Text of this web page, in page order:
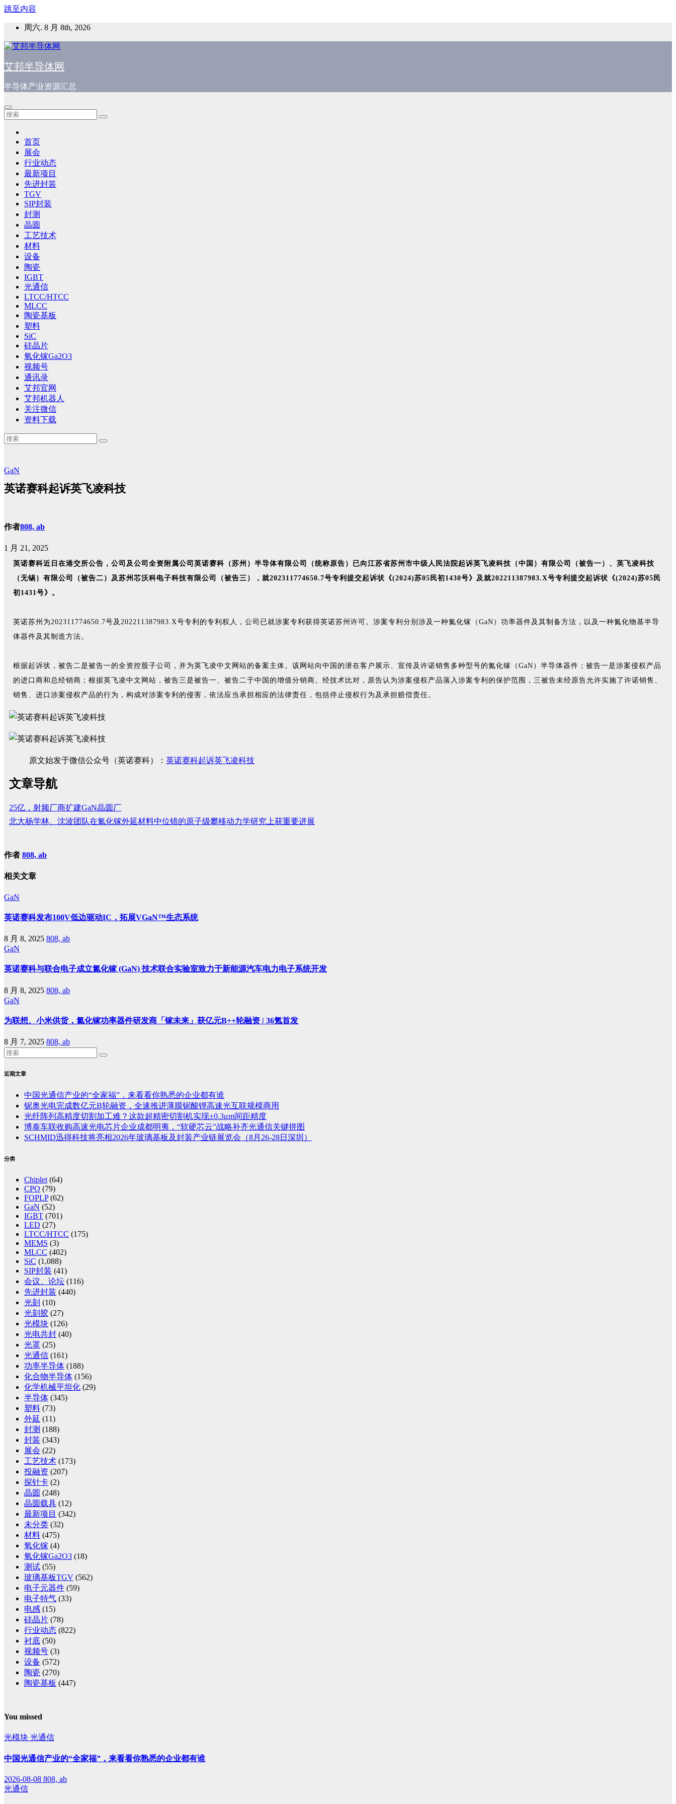
跳至内容
周六. 8 月 8th, 2026
艾邦半导体网
半导体产业资源汇总
首页
展会
行业动态
最新项目
先进封装
TGV
SIP封装
封测
晶圆
工艺技术
材料
设备
陶瓷
IGBT
光通信
LTCC/HTCC
MLCC
陶瓷基板
塑料
SiC
硅晶片
氧化镓Ga2O3
视频号
通讯录
艾邦官网
艾邦机器人
关注微信
资料下载
GaN
英诺赛科起诉英飞凌科技
作者808, ab
1 月 21, 2025
英诺赛科近日在港交所公告，公司及公司全资附属公司英诺赛科（苏州）半导体有限公司（统称原告）已向江苏省苏州市中级人民法院起诉英飞凌科技（中国）有限公司（被告一）、英飞凌科技
（无锡）有限公司（被告二）及苏州芯沃科电子科技有限公司（被告三），就202311774650.7号专利提交起诉状《(2024)苏05民初1430号》及就202211387983.X号专利提交起诉状《(2024)苏05民
初1431号》。
英诺苏州为202311774650.7号及202211387983.X号专利的专利权人，公司已就涉案专利获得英诺苏州许可。涉案专利分别涉及一种氮化镓（GaN）功率器件及其制备方法，以及一种氮化物基半导
体器件及其制造方法。
根据起诉状，被告二是被告一的全资控股子公司，并为英飞凌中文网站的备案主体。该网站向中国的潜在客户展示、宣传及许诺销售多种型号的氮化镓（GaN）半导体器件；被告一是涉案侵权产品
的进口商和总经销商；根据英飞凌中文网站，被告三是被告一、被告二于中国的增值分销商。经技术比对，原告认为涉案侵权产品落入涉案专利的保护范围，三被告未经原告允许实施了许诺销售、
销售、进口涉案侵权产品的行为，构成对涉案专利的侵害，依法应当承担相应的法律责任，包括停止侵权行为及承担赔偿责任。
原文始发于微信公众号（英诺赛科）： 英诺赛科起诉英飞凌科技
文章导航
25亿，射频厂商扩建GaN晶圆厂
北大杨学林、沈波团队在氮化镓外延材料中位错的原子级攀移动力学研究上获重要进展
作者 808, ab
相关文章
GaN
英诺赛科发布100V低边驱动IC，拓展VGaN™生态系统
8 月 8, 2025 808, ab
GaN
英诺赛科与联合电子成立氮化镓 (GaN) 技术联合实验室致力于新能源汽车电力电子系统开发
8 月 8, 2025 808, ab
GaN
为联想、小米供货，氮化镓功率器件研发商「镓未来」获亿元B++轮融资 | 36氪首发
8 月 7, 2025 808, ab
近期文章
中国光通信产业的“全家福”，来看看你熟悉的企业都有谁
铌奥光电完成数亿元B轮融资，全速推进薄膜铌酸锂高速光互联规模商用
光纤阵列高精度切割加工难？这款超精密切割机实现±0.3μm间距精度
博泰车联收购高速光电芯片企业成都明夷，“软硬芯云”战略补齐光通信关键拼图
SCHMID迅得科技将亮相2026年玻璃基板及封装产业链展览会（8月26-28日深圳）
分类
Chiplet (64)
CPO (79)
FOPLP(62)
GaN (52)
IGBT (701)
LED (27)
LTCC/HTCC (175)
MEMS (3)
MLCC (402)
SiC (1,088)
SIP封装 (41)
会议、论坛 (116)
先进封装 (440)
光刻 (10)
光刻胶 (27)
光模块 (126)
光电共封 (40)
光罩 (25)
光通信 (161)
功率半导体 (188)
化合物半导体 (156)
化学机械平坦化 (29)
半导体 (345)
塑料 (73)
外延 (11)
封测 (188)
封装 (343)
展会 (22)
工艺技术 (173)
投融资 (207)
探针卡 (2)
晶圆 (248)
晶圆载具 (12)
最新项目 (342)
未分类 (32)
材料 (475)
氧化镓 (4)
氧化镓Ga2O3 (18)
测试 (55)
玻璃基板TGV (562)
电子元器件 (59)
电子特气 (33)
电感 (15)
硅晶片 (78)
行业动态 (822)
衬底 (50)
视频号 (3)
设备 (572)
陶瓷 (270)
陶瓷基板 (447)
You missed
光模块 光通信
中国光通信产业的“全家福”，来看看你熟悉的企业都有谁
2026-08-08 808, ab
光通信